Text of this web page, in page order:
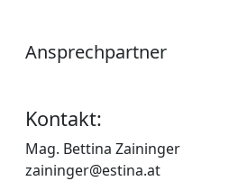
Ansprechpartner
Kontakt:
Mag. Bettina Zaininger
zaininger@estina.at